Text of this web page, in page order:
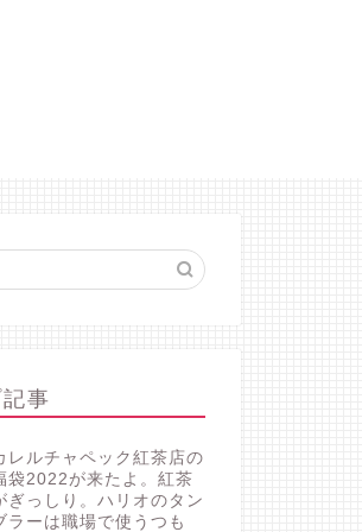
記事
レルチャペック紅茶店の
袋2022が来たよ。紅茶
ぎっしり。ハリオのタン
ラーは職場で使うつも